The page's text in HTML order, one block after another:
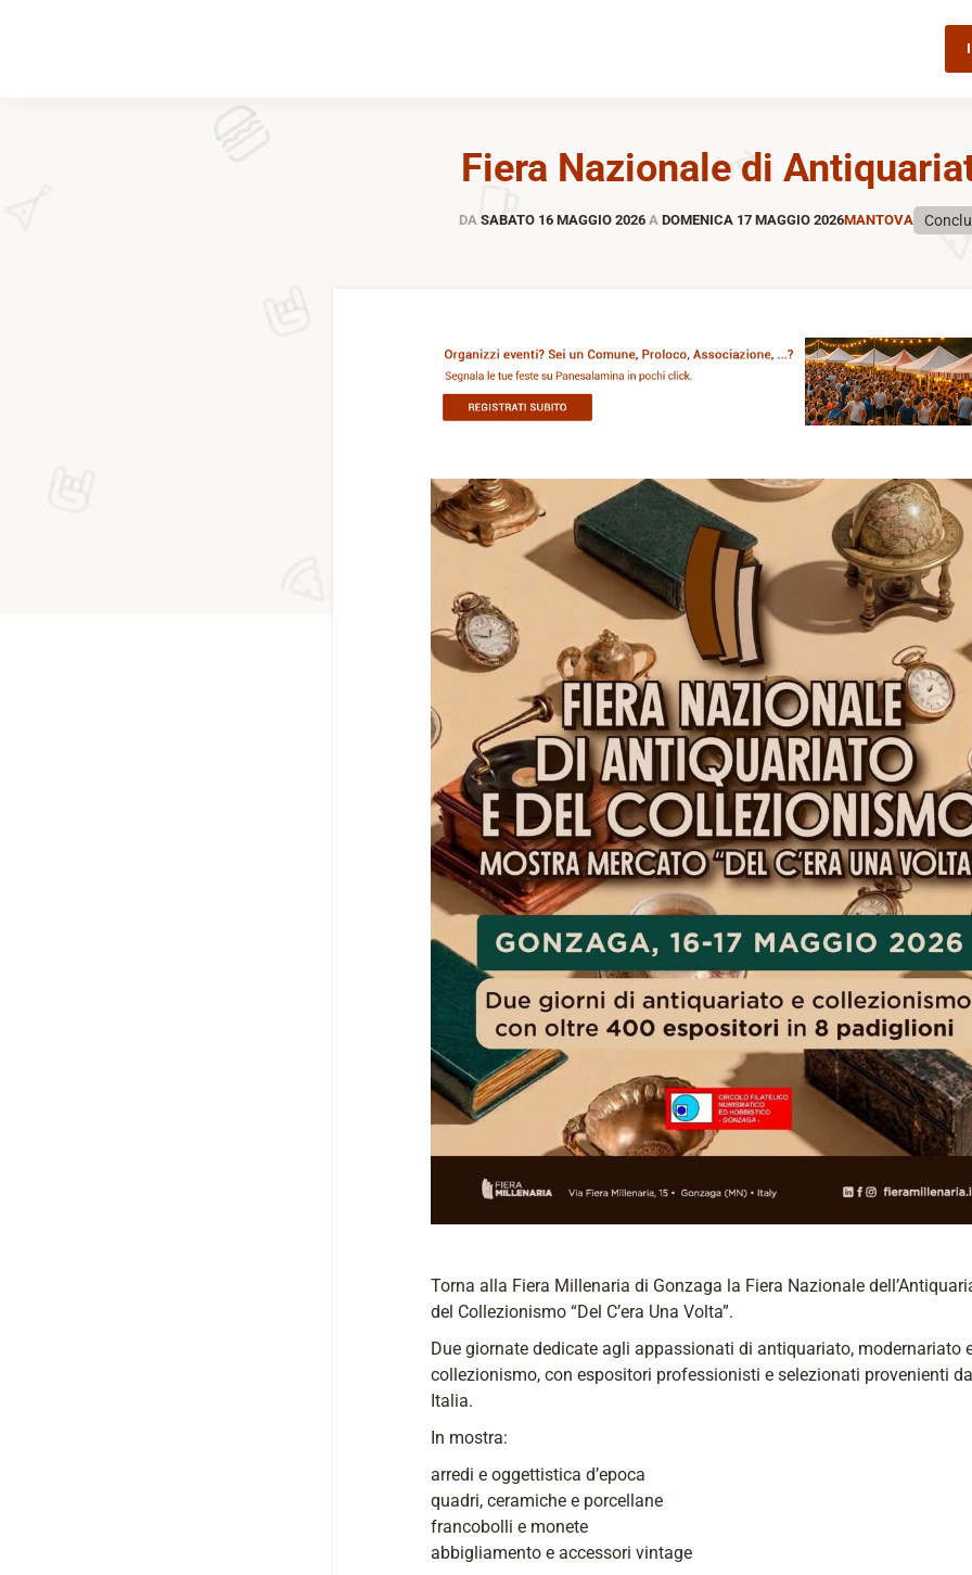
Fiera Nazionale di
DA SABATO 16 MAGGIO 2026A DOMENICA 17 MAGGIO 2026MANTOVA
Torna alla Fiera Millenaria di Gonzaga la Fiera Nazionale
del Collezionismo “Del C’era Una Volta”.
Due giornate dedicate agli appassionati di antiquariato, modernariato
collezionismo, con espositori professionisti e selezionati provenienti
Italia.
In mostra:
arredi e oggettistica d’epoca
quadri, ceramiche e porcellane
francobolli e monete
abbigliamento e accessori vintage